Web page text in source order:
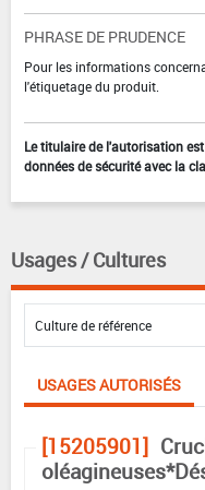
PHRASE DE PRUDENCE
Pour les informations
l'étiquetage du produit.
Le titulaire de l'autorisation
données de sécurité avec la
Usages / Cultures
USAGES AUTORISÉS
[15205901]